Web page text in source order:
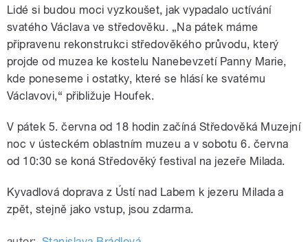
Lidé si budou moci vyzkoušet, jak vypadalo uctívání
svatého Václava ve středověku. „Na pátek máme
připravenu rekonstrukci středověkého průvodu, který
projde od muzea ke kostelu Nanebevzetí Panny Marie,
kde poneseme i ostatky, které se hlásí ke svatému
Václavovi,“ přibližuje Houfek.
V pátek 5. června od 18 hodin začíná Středověká Muzejní
noc v ústeckém oblastním muzeu a v sobotu 6. června
od 10:30 se koná Středověký festival na jezeře Milada.
Kyvadlová doprava z Ústí nad Labem k jezeru Milada a
zpět, stejně jako vstup, jsou zdarma.